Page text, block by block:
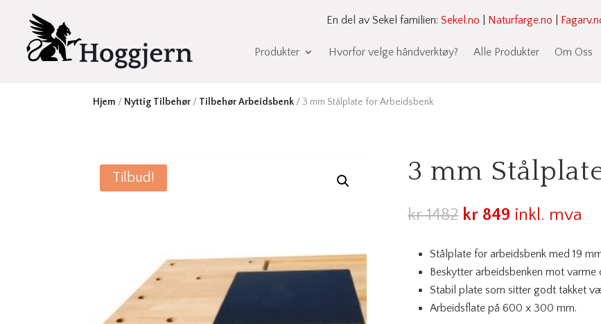
En del av Sekel familien: Sekel.no Naturfarge.no
Produkter Hvorfor velge håndverktøy? Alle Produkter Om Oss
Hjem / Nyttig Tilbehør / Tilbehør Arbeidsbenk / 3 mm Stålplate for Arbeidsbenk
Tilbud! 3 mm
kr1482 Opprinnelig
var:
kr 1482.
kr 849 Nåværende
er:
kr 849.
inkl. mva
Stålplate for arbeidsbenk med 19
Beskytter arbeidsbenken mot varme
Stabil plate som sitter godt takket
Arbeidsflate på 600 x 300 mm.